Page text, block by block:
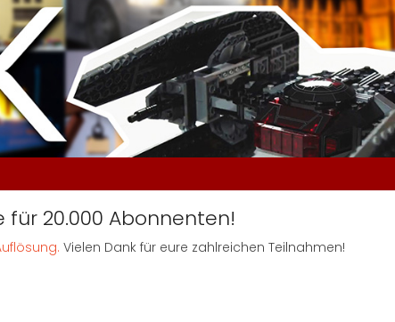
für 20.000 Abonnenten!
Vielen Dank für eure zahlreichen Teilnahmen!